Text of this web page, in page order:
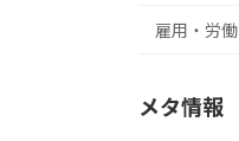
雇用・労働
メタ情報